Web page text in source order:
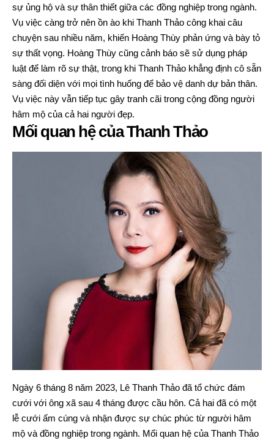
sự ủng hộ và sự thân thiết giữa các đồng nghiệp trong ngành.
Vụ việc càng trở nên ồn ào khi Thanh Thảo công khai câu
chuyện sau nhiều năm, khiến Hoàng Thùy phản ứng và bày tỏ
sự thất vọng. Hoàng Thùy cũng cảnh báo sẽ sử dụng pháp
luật để làm rõ sự thật, trong khi Thanh Thảo khẳng định cô sẵn
sàng đối diện với mọi tình huống để bảo vệ danh dự bản thân.
Vụ việc này vẫn tiếp tục gây tranh cãi trong cộng đồng người
hâm mộ của cả hai người đẹp.
Mối quan hệ của Thanh Thảo
Ngày 6 tháng 8 năm 2023, Lê Thanh Thảo đã tổ chức đám
cưới với ông xã sau 4 tháng được cầu hôn. Cả hai đã có một
lễ cưới ấm cúng và nhận được sự chúc phúc từ người hâm
mộ và đồng nghiệp trong ngành. Mối quan hệ của Thanh Thảo